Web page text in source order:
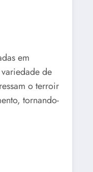
em
de
o terroir
tornando-